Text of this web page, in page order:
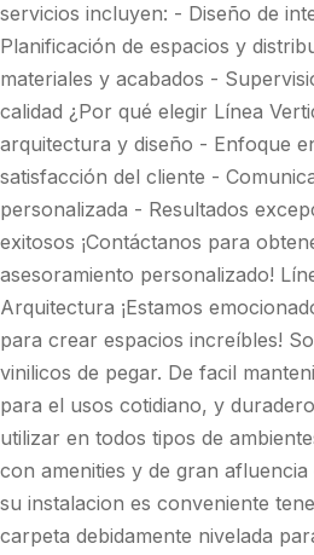
servicios incluyen: - Diseño de
Planificación de espacios y
materiales y acabados -
calidad ¿Por qué elegir Línea
arquitectura y diseño - Enfoque
satisfacción del cliente -
personalizada - Resultados
exitosos ¡Contáctanos para
asesoramiento personalizado!
Arquitectura ¡Estamos
para crear espacios increíbles!
vinilicos de pegar. De facil
para el usos cotidiano, y
utilizar en todos tipos de
con amenities y de gran
su instalacion es conveniente
carpeta debidamente nivelada